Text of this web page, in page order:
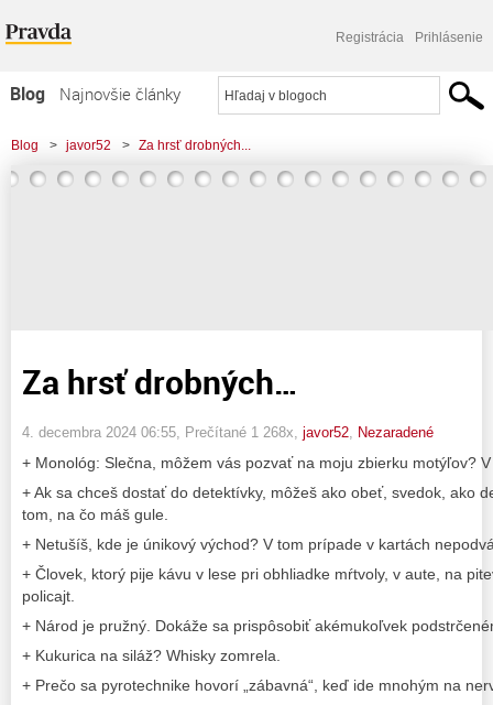
Registrácia Prihlásenie
Blog
Najnovšie články
Najčítanejšie články
Najkomentovanejšie články
Blog > javor52 > Za hrsť drobných...
Za hrsť drobných…
4. decembra 2024 06:55 , Prečítané 1 268x, javor52 Nezaradené
+ Monológ: Slečna, môžem vás pozvať na moju zbierku motýľov?
+ Ak sa chceš dostať do detektívky, môžeš ako obeť, svedok, ako
tom, na čo máš gule.
+ Netušíš, kde je únikový východ? V tom prípade v kartách
+ Človek, ktorý pije kávu v lese pri obhliadke mŕtvoly, v aute, na
policajt.
+ Národ je pružný. Dokáže sa prispôsobiť akémukoľvek
+ Kukurica na siláž? Whisky zomrela.
+ Prečo sa pyrotechnike hovorí „zábavná“, keď ide mnohým na